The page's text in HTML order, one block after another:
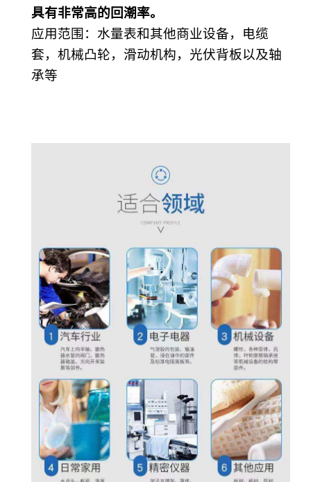
具有非常高的回潮率。
应用范围 ： 水量表和其他商业设备，电缆
套，机械凸轮，滑动机构，光伏背板以及轴
承等